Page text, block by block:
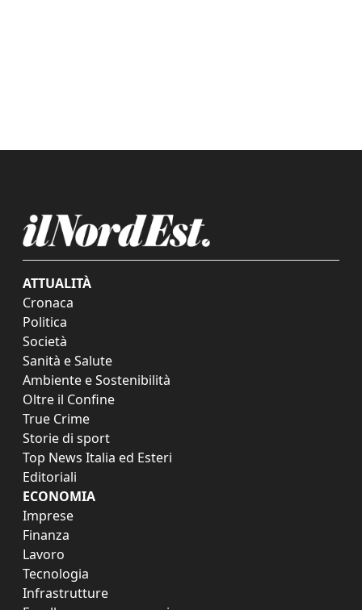
ATTUALITÀ
Cronaca
Politica
Società
Sanità e Salute
Ambiente e Sostenibilità
Oltre il Confine
True Crime
Storie di sport
Top News Italia ed Esteri
Editoriali
ECONOMIA
Imprese
Finanza
Lavoro
Tecnologia
Infrastrutture